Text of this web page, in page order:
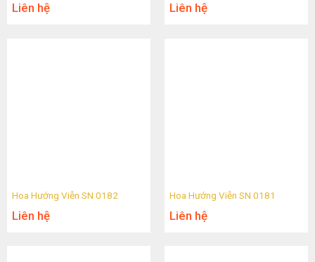
Liên hệ Liên hệ
Hoa Hướng Viễn SN 0182
Liên hệ
Hoa Hướng Viễn SN 0181
Liên hệ